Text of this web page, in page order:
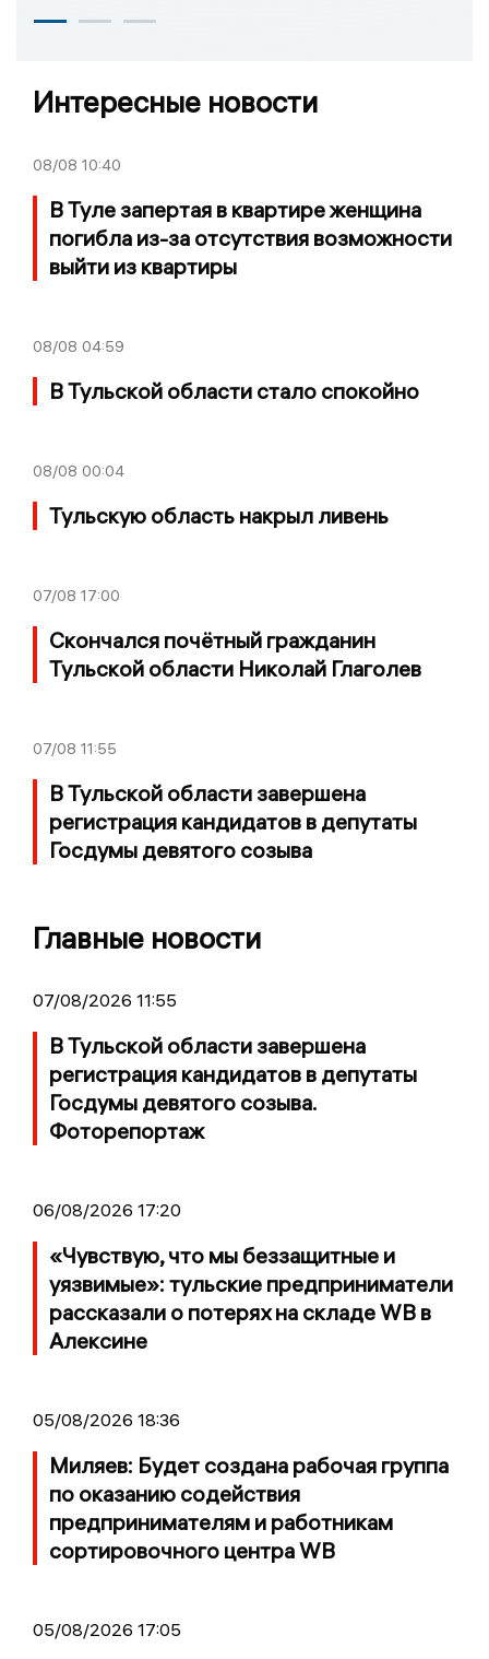
Интересные новости
08/08 10:40
В Туле запертая в квартире женщина
погибла из-за отсутствия возможности
выйти из квартиры
08/08 04:59
В Тульской области стало спокойно
08/08 00:04
Тульскую область накрыл ливень
07/08 17:00
Скончался почётный гражданин
Тульской области Николай Глаголев
07/08 11:55
В Тульской области завершена
регистрация кандидатов в депутаты
Госдумы девятого созыва
Главные новости
07/08/2026 11:55
В Тульской области завершена
регистрация кандидатов в депутаты
Госдумы девятого созыва.
Фоторепортаж
06/08/2026 17:20
«Чувствую, что мы беззащитные и
уязвимые»: тульские предприниматели
рассказали о потерях на складе WB в
Алексине
05/08/2026 18:36
Миляев: Будет создана рабочая группа
по оказанию содействия
предпринимателям и работникам
сортировочного центра WB
05/08/2026 17:05